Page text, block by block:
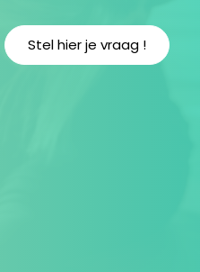
Stel hier je vraag !